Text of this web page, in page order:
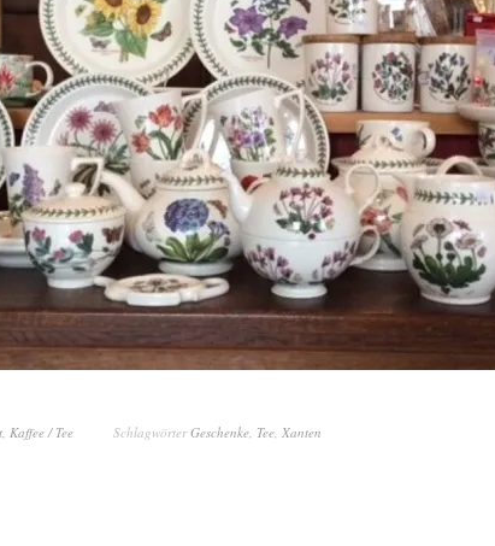
, Kaffee / Tee SchlagwörterGeschenke, Tee, Xanten